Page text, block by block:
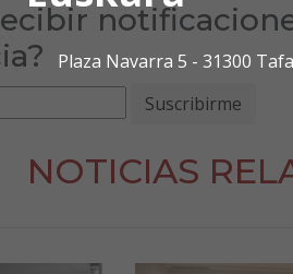
Plaza Navarra 5 - 31300
NOTICIAS